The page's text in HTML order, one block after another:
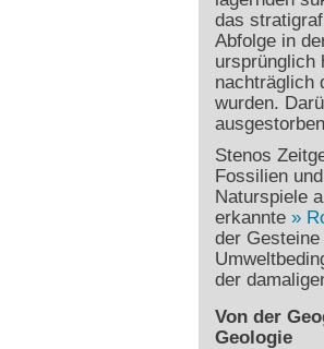
das
Abfolge in
ursprünglich
nachträglich
wurden.
Stenos
Fossilien
Naturspiele
erkannte
der
der
Von der
Geologie